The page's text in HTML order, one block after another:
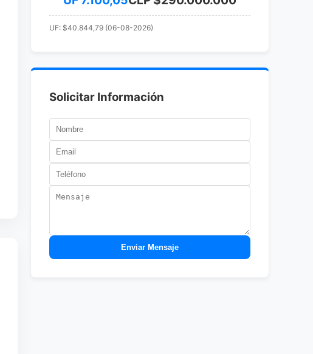
UF: $40.844,79 (06-08-2026)
Solicitar Información
Enviar Mensaje